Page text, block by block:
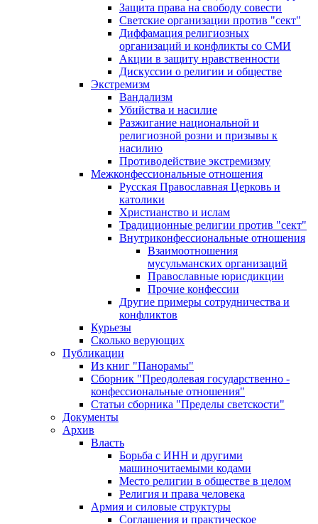
Защита права на свободу совести
Светские организации против "сект"
Диффамация религиозных
организаций и конфликты со СМИ
Акции в защиту нравственности
Дискуссии о религии и обществе
Экстремизм
Вандализм
Убийства и насилие
Разжигание национальной и
религиозной розни и призывы к
насилию
Противодействие экстремизму
Межконфессиональные отношения
Русская Православная Церковь и
католики
Христианство и ислам
Традиционные религии против "сект"
Внутриконфессиональные отношения
Взаимоотношения
мусульманских организаций
Православные юрисдикции
Прочие конфессии
Другие примеры сотрудничества и
конфликтов
Курьезы
Сколько верующих
Публикации
Из книг "Панорамы"
Сборник "Преодолевая государственно -
конфессиональные отношения"
Статьи сборника "Пределы светскости"
Документы
Архив
Власть
Борьба с ИНН и другими
машиночитаемыми кодами
Место религии в обществе в целом
Религия и права человека
Армия и силовые структуры
Соглашения и практическое